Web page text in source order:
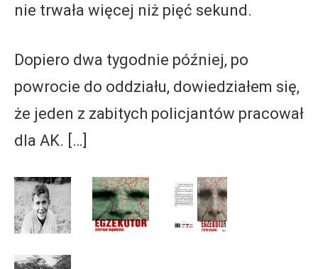
nie trwała więcej niż pięć sekund.
Dopiero dwa tygodnie później, po
powrocie do oddziału, dowiedziałem się,
że jeden z zabitych policjantów pracował
dla AK. […]